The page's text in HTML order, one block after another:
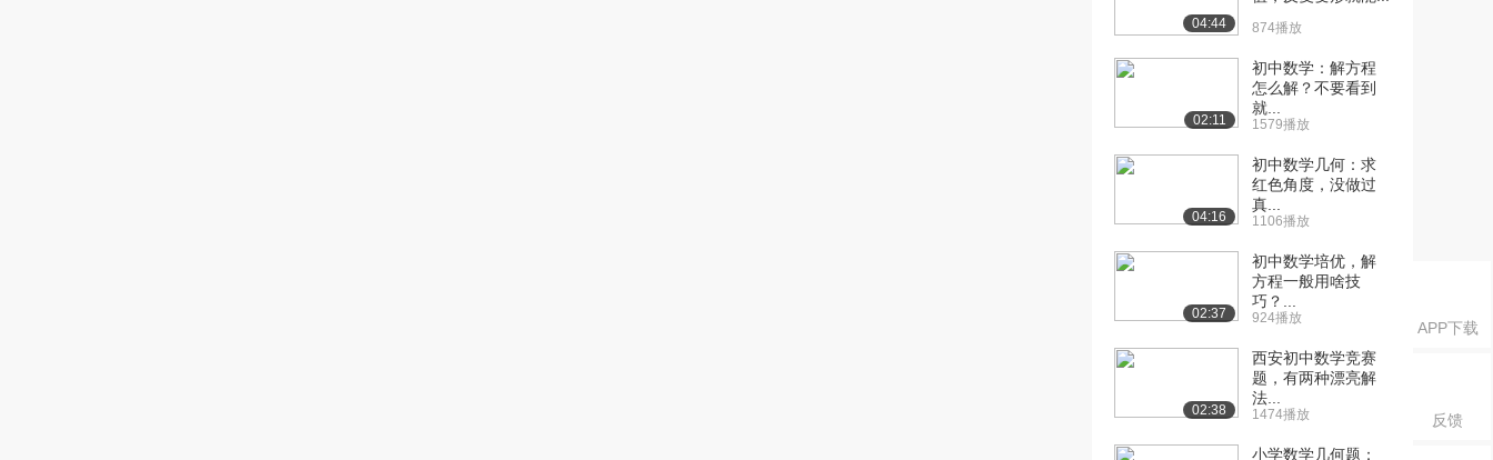
APP下载
反馈
[16] 数学初中1上__第4章
第3课·角(...
4239播放
[17] 数学初中1上__第4章
3773播放
[18] 数学初中1上__第4章
3520播放
[19] 数学初中1下__第5章
第1课·相交...
4670播放
[20] 数学初中1下__第5章
第1课·相交...
27:37
04:44 874播放
02:11
初中数学：解方程
怎么解？不要看到
就...
1579播放
04:16
初中数学几何：求
红色角度，没做过
真...
1106播放
02:37
初中数学培优，解
方程一般用啥技
巧？...
924播放
02:38
西安初中数学竞赛
题，有两种漂亮解
法...
1474播放
小学数学几何题：